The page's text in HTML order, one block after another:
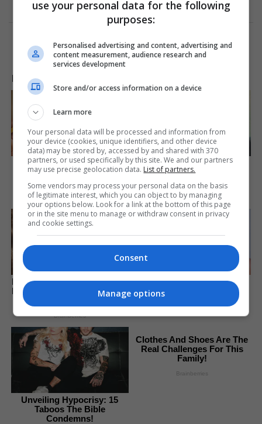
LAJME NGA INTERNETI
15 Things You Do Everyday
That The Bible Forbids: Are
You Guilty?
Brainberries
You'll Be Amazed By The
Blue Lagoon Stars Today
Brainberries
How They Made Little Simba
Look So Lifelike in 'The Lion
Brainberries
Britney Spears' Look Has
Changed — Here's Why
Brainberries
Unveiling Hypocrisy: 15
Taboos The Bible
Condemns!
Clothes And Shoes Are The
Real Challenges For This
Family!
Brainberries
use your personal data for the following
purposes:
Personalised advertising and content, advertising and
content measurement, audience research and
services development
Store and/or access information on a device
Learn more
Your personal data will be processed and information from
your device (cookies, unique identifiers, and other device
data) may be stored by, accessed by and shared with 370
partners, or used specifically by this site. We and our partners
may use precise geolocation data. List of partners.
Some vendors may process your personal data on the basis
of legitimate interest, which you can object to by managing
your options below. Look for a link at the bottom of this page
or in the site menu to manage or withdraw consent in privacy
and cookie settings.
Consent
Manage options